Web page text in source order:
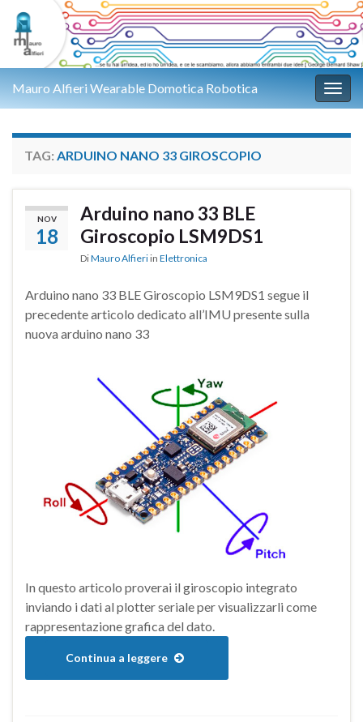
Mauro Alfieri Wearable Domotica Robotica
TAG: ARDUINO NANO 33 GIROSCOPIO
NOV
18
Arduino nano 33 BLE
Giroscopio LSM9DS1
DiMauro Alfieri in Elettronica
Arduino nano 33 BLE Giroscopio LSM9DS1 segue il
precedente articolo dedicato all’IMU presente sulla
nuova arduino nano 33
In questo articolo proverai il giroscopio integrato
inviando i dati al plotter seriale per visualizzarli come
rappresentazione grafica del dato.
Continua a leggere